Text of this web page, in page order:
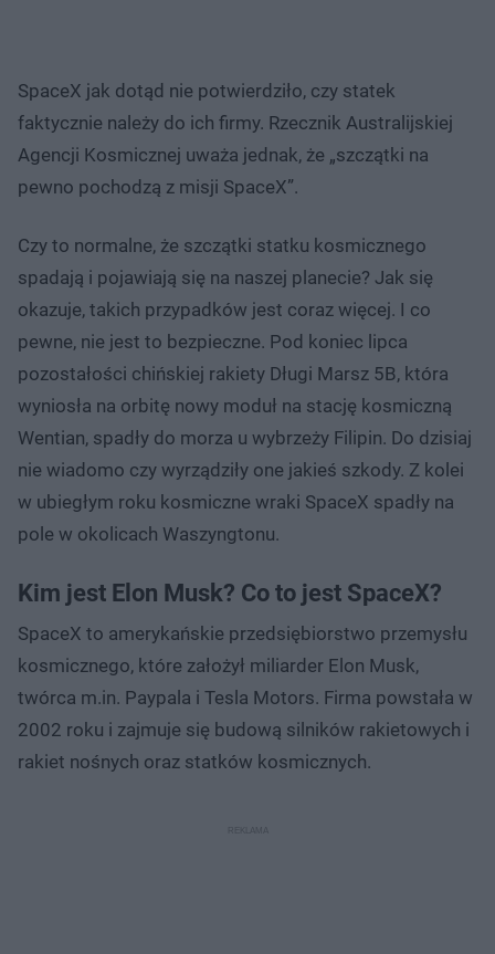
SpaceX jak dotąd nie potwierdziło, czy statek
faktycznie należy do ich firmy. Rzecznik Australijskiej
Agencji Kosmicznej uważa jednak, że „szczątki na
pewno pochodzą z misji SpaceX”.
Czy to normalne, że szczątki statku kosmicznego
spadają i pojawiają się na naszej planecie? Jak się
okazuje, takich przypadków jest coraz więcej. I co
pewne, nie jest to bezpieczne. Pod koniec lipca
pozostałości chińskiej rakiety Długi Marsz 5B, która
wyniosła na orbitę nowy moduł na stację kosmiczną
Wentian, spadły do morza u wybrzeży Filipin. Do dzisiaj
nie wiadomo czy wyrządziły one jakieś szkody. Z kolei
w ubiegłym roku kosmiczne wraki SpaceX spadły na
pole w okolicach Waszyngtonu.
Kim jest Elon Musk? Co to jest SpaceX?
SpaceX to amerykańskie przedsiębiorstwo przemysłu
kosmicznego, które założył miliarder Elon Musk,
twórca m.in. Paypala i Tesla Motors. Firma powstała w
2002 roku i zajmuje się budową silników rakietowych i
rakiet nośnych oraz statków kosmicznych.